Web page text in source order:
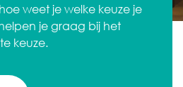
weet je welke keuze je
je graag bij het
keuze.